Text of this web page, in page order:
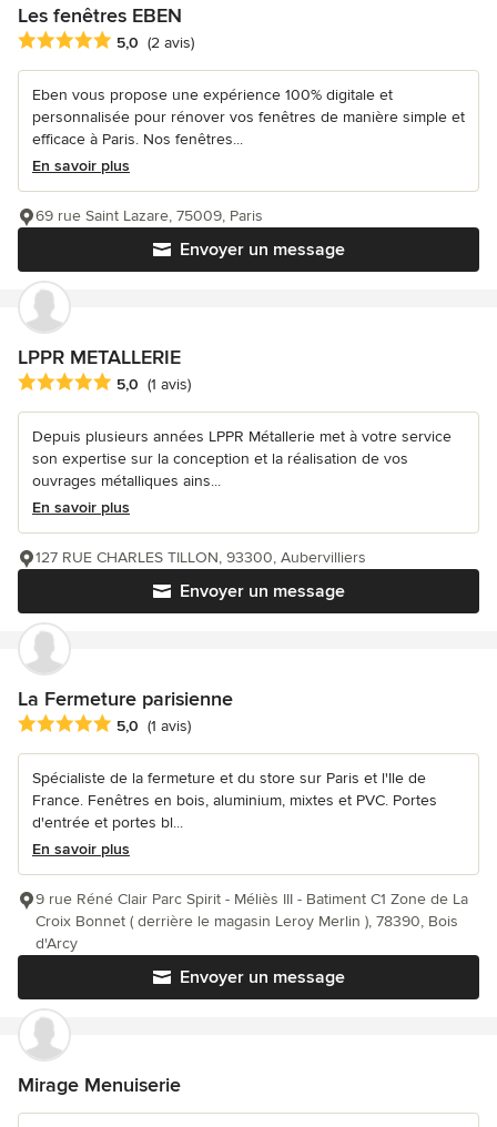
Les fenêtres EBEN
Note moyenne : 5 étoiles sur 5
5,0 (2 avis)
Eben vous propose une expérience 100% digitale et
personnalisée pour rénover vos fenêtres de manière simple et
efficace à Paris. Nos fenêtres...
En savoir plus
Envoyer un message
69 rue Saint Lazare, 75009, Paris
LPPR METALLERIE
Note moyenne : 5 étoiles sur 5
5,0 (1 avis)
Depuis plusieurs années LPPR Métallerie met à votre service
son expertise sur la conception et la réalisation de vos
ouvrages métalliques ains...
En savoir plus
Envoyer un message
127 RUE CHARLES TILLON, 93300, Aubervilliers
La Fermeture parisienne
Note moyenne : 5 étoiles sur 5
5,0 (1 avis)
Spécialiste de la fermeture et du store sur Paris et l'Ile de
France. Fenêtres en bois, aluminium, mixtes et PVC. Portes
d'entrée et portes bl...
En savoir plus
Envoyer un message
9 rue Réné Clair Parc Spirit - Méliès III - Batiment C1 Zone de La
Croix Bonnet ( derrière le magasin Leroy Merlin ), 78390, Bois
d'Arcy
Mirage Menuiserie